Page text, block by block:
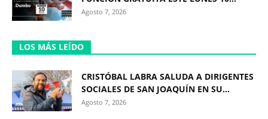
Agosto 7, 2026
LOS MÁS LEÍDO
CRISTÓBAL LABRA SALUDA A DIRIGENTES
SOCIALES DE SAN JOAQUÍN EN SU...
Agosto 7, 2026